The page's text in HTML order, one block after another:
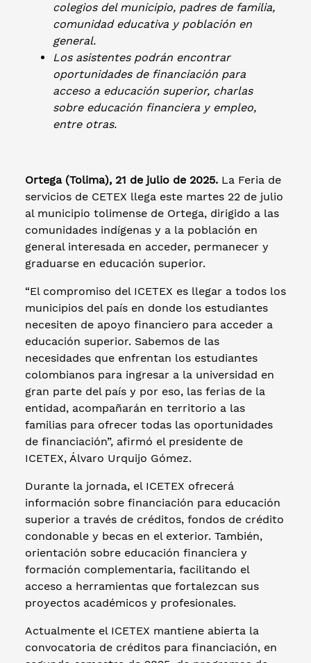
colegios del municipio, padres de familia,
comunidad educativa y población en
general.
Los asistentes podrán encontrar
oportunidades de financiación para
acceso a educación superior, charlas
sobre educación financiera y empleo,
entre otras.
Ortega (Tolima), 21 de julio de 2025. La Feria de
servicios de CETEX llega este martes 22 de julio
al municipio tolimense de Ortega, dirigido a las
comunidades indígenas y a la población en
general interesada en acceder, permanecer y
graduarse en educación superior.
“El compromiso del ICETEX es llegar a todos los
municipios del país en donde los estudiantes
necesiten de apoyo financiero para acceder a
educación superior. Sabemos de las
necesidades que enfrentan los estudiantes
colombianos para ingresar a la universidad en
gran parte del país y por eso, las ferias de la
entidad, acompañarán en territorio a las
familias para ofrecer todas las oportunidades
de financiación”, afirmó el presidente de
ICETEX, Álvaro Urquijo Gómez.
Durante la jornada, el ICETEX ofrecerá
información sobre financiación para educación
superior a través de créditos, fondos de crédito
condonable y becas en el exterior. También,
orientación sobre educación financiera y
formación complementaria, facilitando el
acceso a herramientas que fortalezcan sus
proyectos académicos y profesionales.
Actualmente el ICETEX mantiene abierta la
convocatoria de créditos para financiación, en